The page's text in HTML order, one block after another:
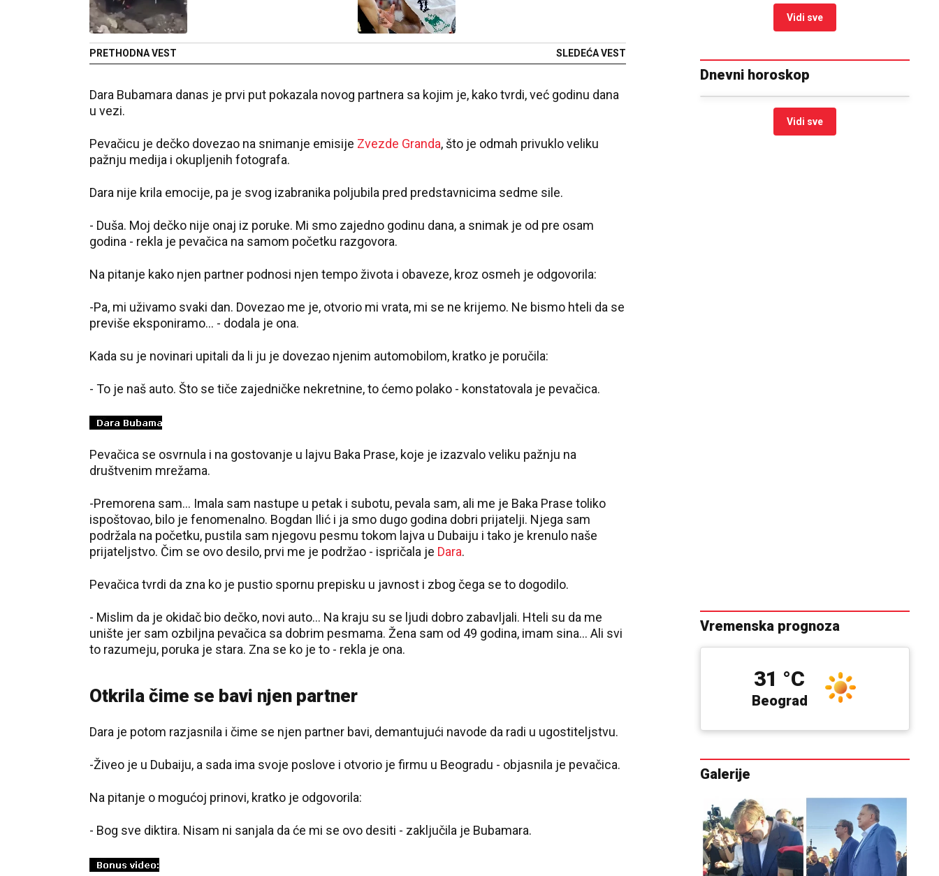
PRETHODNA VEST SLEDEĆA VEST
Dara Bubamara danas je prvi put pokazala novog partnera sa kojim je, kako tvrdi, već godinu dana
u vezi.
Pevačicu je dečko dovezao na snimanje emisije Zvezde Granda, što je odmah privuklo veliku
pažnju medija i okupljenih fotografa.
Dara nije krila emocije, pa je svog izabranika poljubila pred predstavnicima sedme sile.
- Duša. Moj dečko nije onaj iz poruke. Mi smo zajedno godinu dana, a snimak je od pre osam
godina - rekla je pevačica na samom početku razgovora.
Na pitanje kako njen partner podnosi njen tempo života i obaveze, kroz osmeh je odgovorila:
-Pa, mi uživamo svaki dan. Dovezao me je, otvorio mi vrata, mi se ne krijemo. Ne bismo hteli da se
previše eksponiramo... - dodala je ona.
Kada su je novinari upitali da li ju je dovezao njenim automobilom, kratko je poručila:
- To je naš auto. Što se tiče zajedničke nekretnine, to ćemo polako - konstatovala je pevačica.
Pevačica se osvrnula i na gostovanje u lajvu Baka Prase, koje je izazvalo veliku pažnju na
društvenim mrežama.
-Premorena sam... Imala sam nastupe u petak i subotu, pevala sam, ali me je Baka Prase toliko
ispoštovao, bilo je fenomenalno. Bogdan Ilić i ja smo dugo godina dobri prijatelji. Njega sam
podržala na početku, pustila sam njegovu pesmu tokom lajva u Dubaiju i tako je krenulo naše
prijateljstvo. Čim se ovo desilo, prvi me je podržao - ispričala je Dara.
Pevačica tvrdi da zna ko je pustio spornu prepisku u javnost i zbog čega se to dogodilo.
- Mislim da je okidač bio dečko, novi auto... Na kraju su se ljudi dobro zabavljali. Hteli su da me
unište jer sam ozbiljna pevačica sa dobrim pesmama. Žena sam od 49 godina, imam sina... Ali svi
to razumeju, poruka je stara. Zna se ko je to - rekla je ona.
Otkrila čime se bavi njen partner
Dara je potom razjasnila i čime se njen partner bavi, demantujući navode da radi u ugostiteljstvu.
-Živeo je u Dubaiju, a sada ima svoje poslove i otvorio je firmu u Beogradu - objasnila je pevačica.
Na pitanje o mogućoj prinovi, kratko je odgovorila:
- Bog sve diktira. Nisam ni sanjala da će mi se ovo desiti - zaključila je Bubamara.
Vidi sve
Dnevni horoskop
Vidi sve
Vremenska prognoza
Beograd
31 °C
Galerije